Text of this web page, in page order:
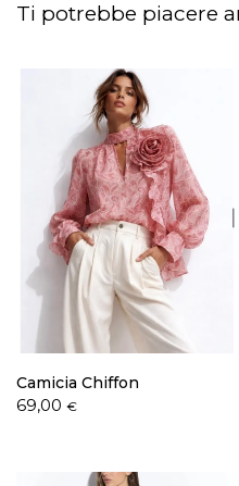
Ti potrebbe piacere
Camicia Chiffon
69,00 €